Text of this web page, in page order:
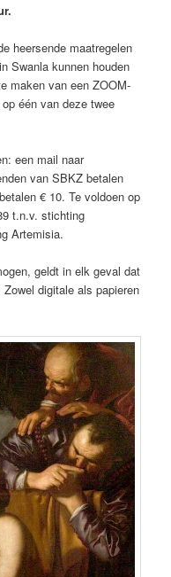
heersende maatregelen
Swanla kunnen houden
maken van een ZOOM-
één van deze twee
een mail naar
van SBKZ betalen
€ 10. Te voldoen op
t.n.v. stichting
Artemisia.
geldt in elk geval dat
digitale als papieren